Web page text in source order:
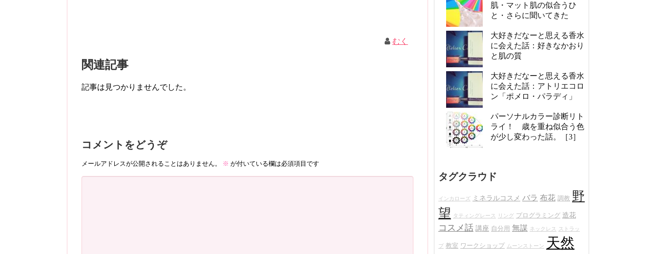
むく
関連記事
記事は見つかりませんでした。
コメントをどうぞ
メールアドレスが公開されることはありません。 ※ が付いている欄は必須項目です
肌・マット肌の似合うひ
と・さらに聞いてきた
大好きだなーと思える香水
に会えた話：好きなかおり
と肌の質
大好きだなーと思える香水
に会えた話：アトリエコロ
ン「ポメロ・パラディ」
パーソナルカラー診断リト
ライ！ 歳を重ね似合う色
が少し変わった話。［3］
タグクラウド
インカローズ ミネラルコスメ バラ 布花 調教 野
望
タティングレース リング プログラミング 造花
コスメ話 講座 自分用 無謀 ネックレス ストラッ
プ 教室 ワークショップ ムーンストーン
天然